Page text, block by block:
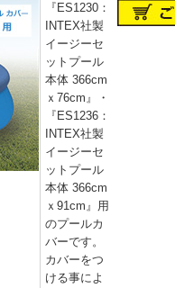
『ES1230：
INTEX社製
イージーセ
ットプール
本体 366cm
ｘ76cm』・
『ES1236：
INTEX社製
イージーセ
ットプール
本体 366cm
ｘ91cm』用
のプールカ
バーです。
カバーをつ
ける事によ